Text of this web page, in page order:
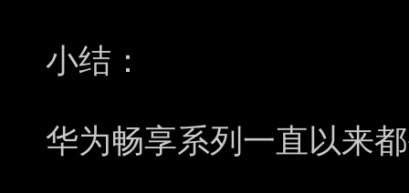
小结：
华为畅享系列一直以来